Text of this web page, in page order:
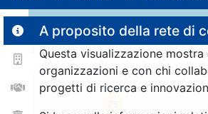
A proposito della rete di
Questa visualizzazione
organizzazioni e con chi
progetti di ricerca e